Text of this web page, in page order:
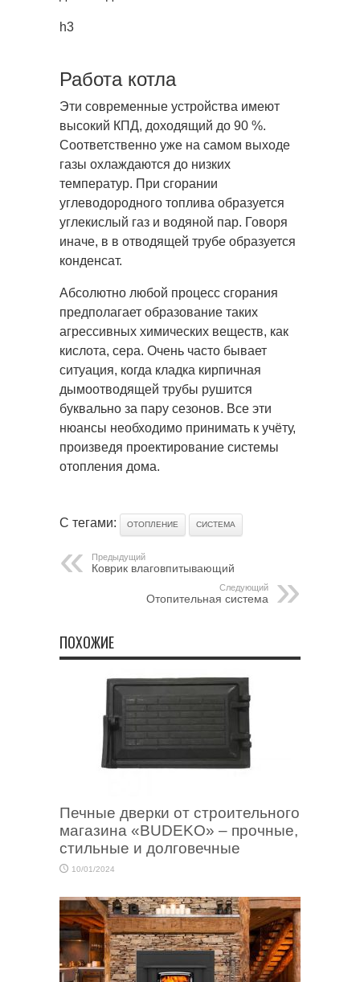
h3
Работа котла
Эти современные устройства имеют
высокий КПД, доходящий до 90 %.
Соответственно уже на самом выходе
газы охлаждаются до низких
температур. При сгорании
углеводородного топлива образуется
углекислый газ и водяной пар. Говоря
иначе, в в отводящей трубе образуется
конденсат.
Абсолютно любой процесс сгорания
предполагает образование таких
агрессивных химических веществ, как
кислота, сера. Очень часто бывает
ситуация, когда кладка кирпичная
дымоотводящей трубы рушится
буквально за пару сезонов. Все эти
нюансы необходимо принимать к учёту,
произведя проектирование системы
отопления дома.
С тегами: ОТОПЛЕНИЕ СИСТЕМА
Предыдущий
Коврик влаговпитывающий
Следующий
Отопительная система
ПОХОЖИЕ
Печные дверки от строительного
магазина «BUDEKO» – прочные,
стильные и долговечные
10/01/2024